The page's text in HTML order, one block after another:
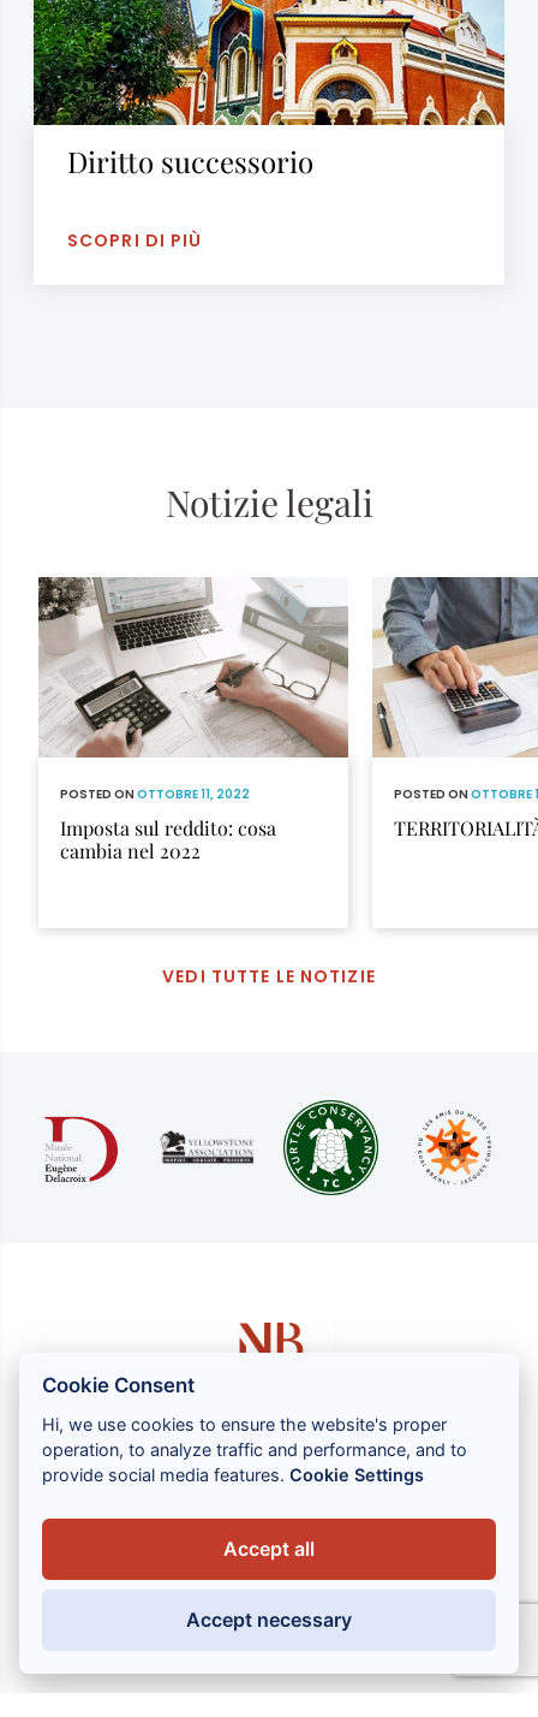
Diritto successorio
SCOPRI DI PIÙ
Notizie legali
POSTED ONOTTOBRE 11, 2022
Imposta sul reddito: cosa
cambia nel 2022
POSTED ONOTTOBRE
VEDI TUTTE LE NOTIZIE
1 rue Louis GASSIN - 06300 NICE
Servizi
Link utili
Cookie Consent
Hi, we use cookies to ensure the website's proper
operation, to analyze traffic and performance, and to
provide social media features.Cookie Settings
Accept all
Accept necessary